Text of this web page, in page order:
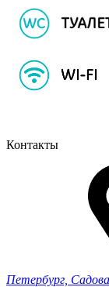
Контакты
Петербург,